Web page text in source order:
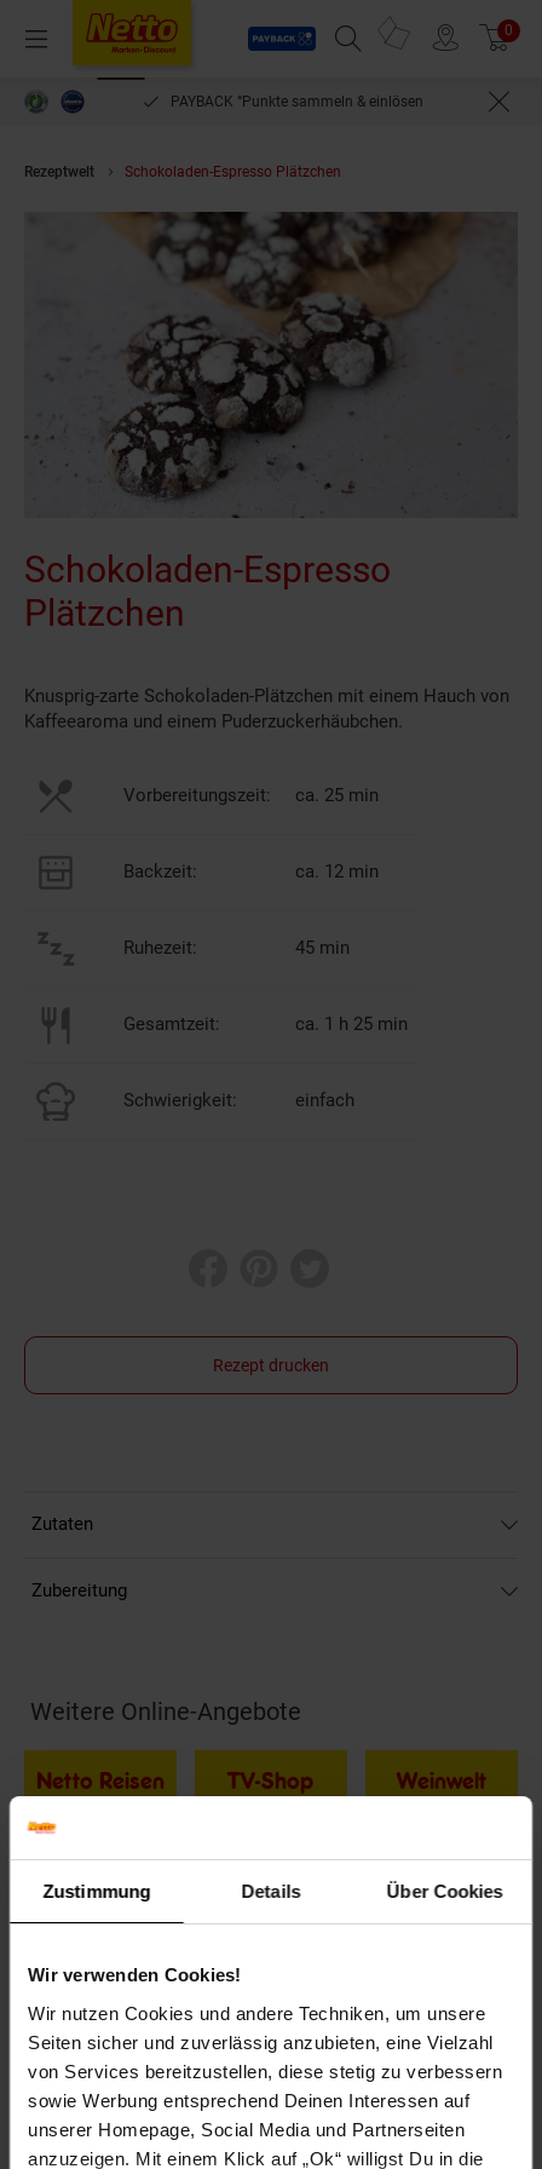
Zustimmung Details Über Cookies
Wir verwenden Cookies!
Wir nutzen Cookies und andere Techniken, um unsere
Seiten sicher und zuverlässig anzubieten, eine Vielzahl
von Services bereitzustellen, diese stetig zu verbessern
sowie Werbung entsprechend Deinen Interessen auf
unserer Homepage, Social Media und Partnerseiten
anzuzeigen. Mit einem Klick auf „Ok“ willigst Du in die
Menü
Payback
Suchfeld einblenden
Prospekte 0
PAYBACK °Punkte sammeln & einlösen
Rezeptwelt Schokoladen-Espresso Plätzchen
Schokoladen-Espresso
Plätzchen
Knusprig-zarte Schokoladen-Plätzchen mit einem Hauch von
Kaffeearoma und einem Puderzuckerhäubchen.
Vorbereitungszeit: ca. 25 min
Backzeit: ca. 12 min
Ruhezeit: 45 min
Gesamtzeit: ca. 1 h 25 min
Schwierigkeit: einfach
Rezept drucken
Zutaten
Zubereitung
Fußzeile
Weitere Online-Angebote
Netto Reisen TV-Shop Weinwelt
**